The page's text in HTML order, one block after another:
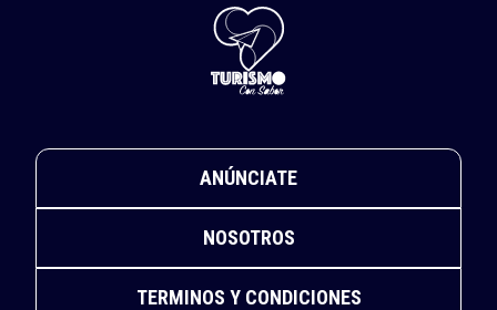
ANÚNCIATE
NOSOTROS
TERMINOS Y CONDICIONES